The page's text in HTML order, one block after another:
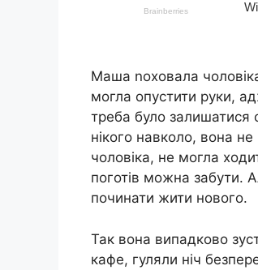
Маша nоховала
могла опустити руки,
треба було залишатися
нікого навколо, вона не
чоловіка, не могла
поготів можна забути.
починати жити нового.
Так вона випадково
кафе, гуляли ніч